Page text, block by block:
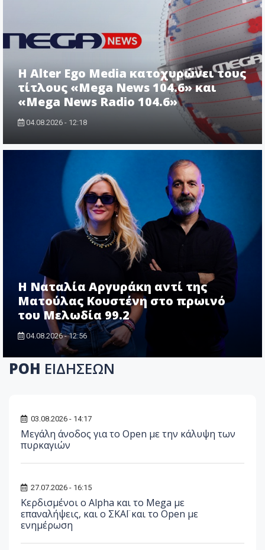
Η Alter Ego Media κατοχυρώνει τους
τίτλους «Mega News 104.6» και
«Mega News Radio 104.6»
04.08.2026 - 12:18
Η Ναταλία Αργυράκη αντί της
Ματούλας Κουστένη στο πρωινό
του Μελωδία 99.2
04.08.2026 - 12:56
ΡΟΗ ΕΙΔΗΣΕΩΝ
03.08.2026 - 14:17
Μεγάλη άνοδος για το Open με την κάλυψη των
πυρκαγιών
27.07.2026 - 16:15
Κερδισμένοι ο Alpha και το Mega με
επαναλήψεις, και ο ΣΚΑΪ και το Open με
ενημέρωση